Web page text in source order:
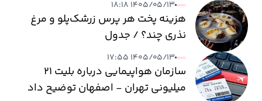
۱۴۰۵/۰۵/۱۳ ۱۸:۱۸
هزینه پخت هر پرس زرشک‌پلو و مرغ
نذری چند؟ / جدول
۱۴۰۵/۰۵/۱۳ ۱۷:۵۵
سازمان هواپیمایی درباره بلیت ۲۱
میلیونی تهران - اصفهان توضیح داد